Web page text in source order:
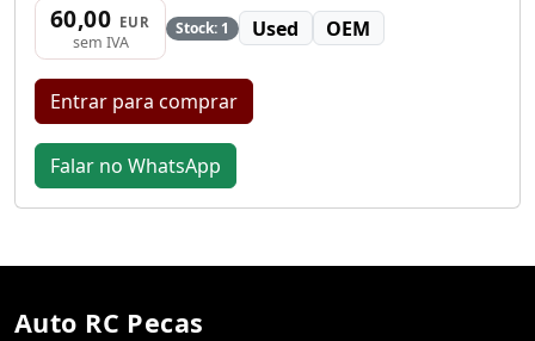
60,00 EUR
sem IVA
Stock: 1 Used OEM
Entrar para comprar
Falar no WhatsApp
Auto RC Pecas